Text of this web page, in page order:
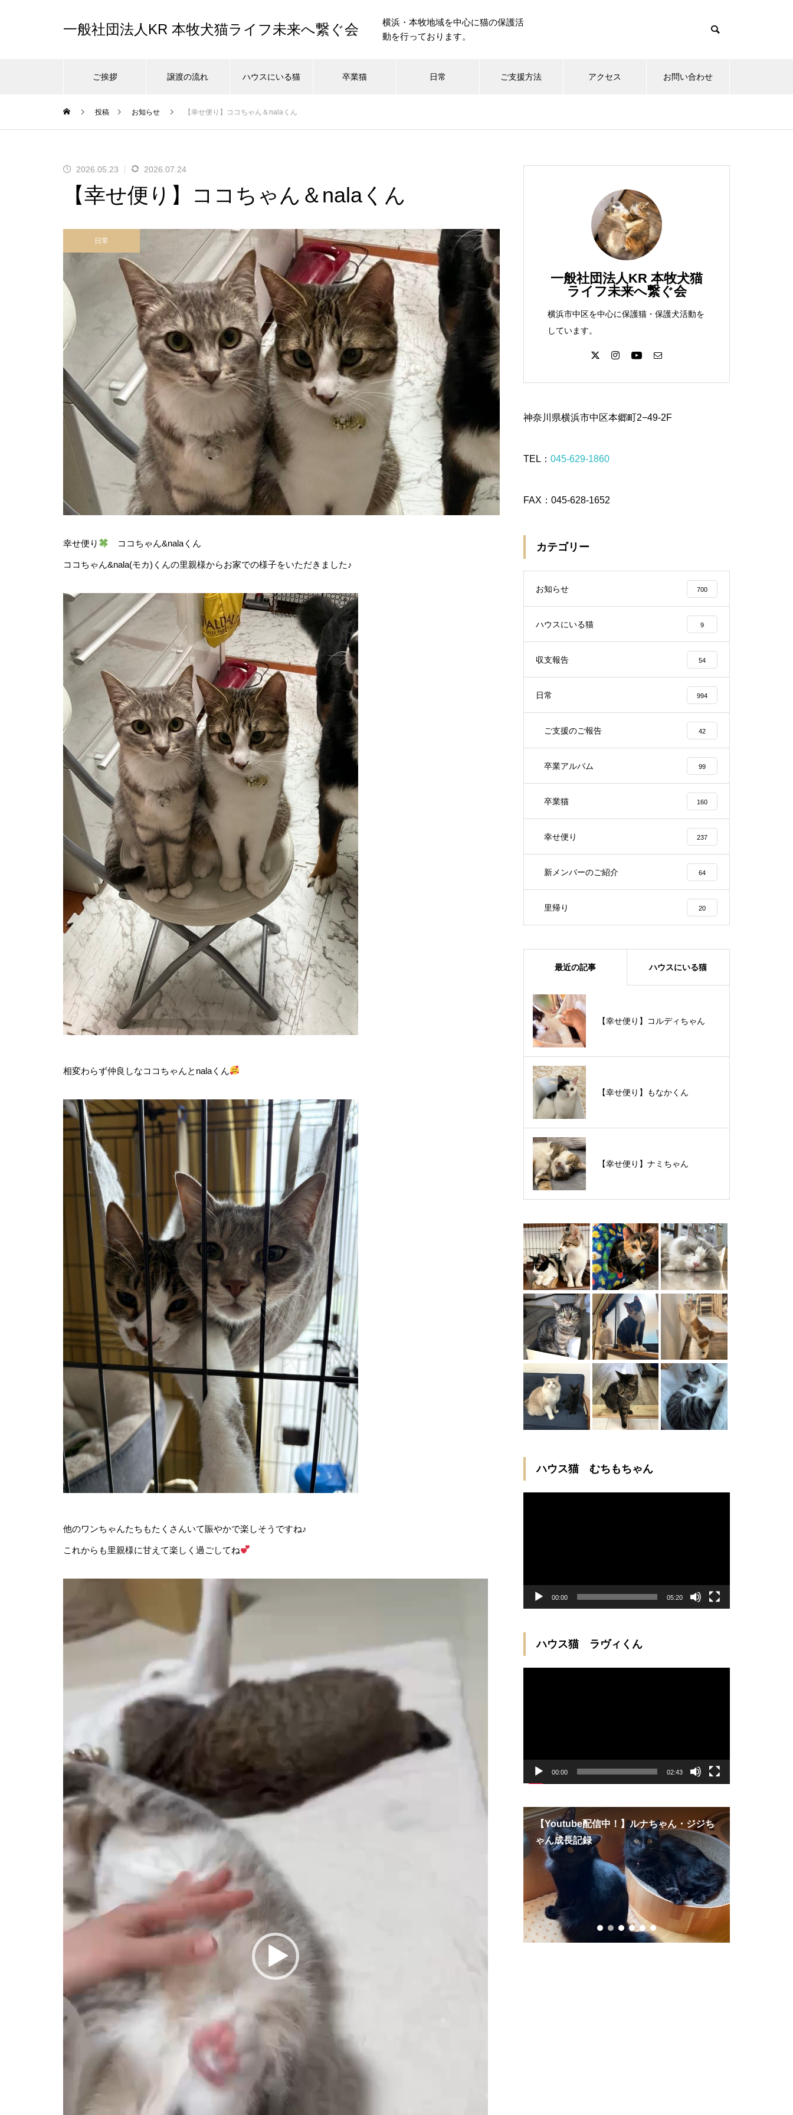
一般社団法人KR 本牧犬猫ライフ未来へ繋ぐ会
横浜・本牧地域を中心に猫の保護活
動を行っております。
ご挨拶 譲渡の流れ ハウスにいる猫 卒業猫 日常 ご支援方法 アクセス お問い合わせ
投稿 お知らせ 【幸せ便り】ココちゃん＆nalaくん
2026.05.23 2026.07.24
【幸せ便り】ココちゃん＆nalaくん
日常
幸せ便り ココちゃん&nalaくん
ココちゃん&nala(モカ)くんの里親様からお家での様子をいただきました♪
相変わらず仲良しなココちゃんとnalaくん
他のワンちゃんたちもたくさんいて賑やかで楽しそうですね♪
これからも里親様に甘えて楽しく過ごしてね
ヤ
一般社団法人KR 本牧犬猫
ライフ未来へ繋ぐ会
横浜市中区を中心に保護猫・保護犬活動を
しています。
神奈川県横浜市中区本郷町2−49-2F
TEL： 045-629-1860
FAX：045-628-1652
カテゴリー
お知らせ 700
ハウスにいる猫 9
収支報告 54
日常 994
ご支援のご報告 42
卒業アルバム 99
卒業猫 160
幸せ便り 237
新メンバーのご紹介 64
里帰り 20
最近の記事 ハウスにいる猫
【幸せ便り】コルディちゃん
【幸せ便り】もなかくん
【幸せ便り】ナミちゃん
【里親様募集中】メメちゃん
【里親様募集中】スンスンちゃん
【里親様募集中】タルトくん
ハウス猫 むちもちゃん
00:00 05:20
ハウス猫 ラヴィくん
00:00 02:43
【譲渡決定】茶々丸くん
【Youtube配信中！】ルナちゃん・ジジち
ゃん成長記録